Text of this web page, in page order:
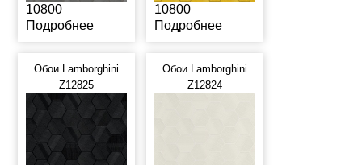
10800
Подробнее
10800
Подробнее
Обои Lamborghini
Z12825
Обои Lamborghini
Z12824